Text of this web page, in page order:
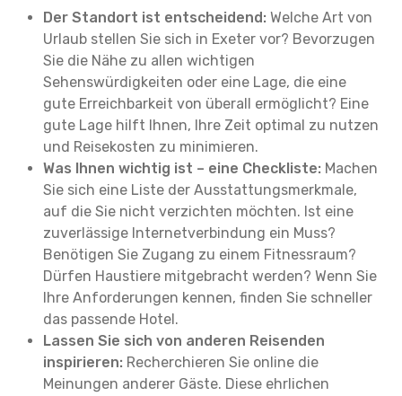
Der Standort ist entscheidend: Welche Art von
Urlaub stellen Sie sich in Exeter vor? Bevorzugen
Sie die Nähe zu allen wichtigen
Sehenswürdigkeiten oder eine Lage, die eine
gute Erreichbarkeit von überall ermöglicht? Eine
gute Lage hilft Ihnen, Ihre Zeit optimal zu nutzen
und Reisekosten zu minimieren.
Was Ihnen wichtig ist – eine Checkliste: Machen
Sie sich eine Liste der Ausstattungsmerkmale,
auf die Sie nicht verzichten möchten. Ist eine
zuverlässige Internetverbindung ein Muss?
Benötigen Sie Zugang zu einem Fitnessraum?
Dürfen Haustiere mitgebracht werden? Wenn Sie
Ihre Anforderungen kennen, finden Sie schneller
das passende Hotel.
Lassen Sie sich von anderen Reisenden
inspirieren: Recherchieren Sie online die
Meinungen anderer Gäste. Diese ehrlichen